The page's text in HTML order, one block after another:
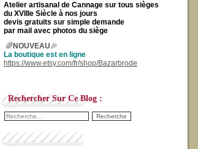
Atelier artisanal de Cannage sur tous sièges
du XVIIIe Siècle à nos jours
devis gratuits sur simple demande
par mail avec photos du siège
🌈NOUVEAU🎉
La boutique est en ligne
https://www.etsy.com/fr/shop/Bazarbrode
Rechercher Sur Ce Blog :